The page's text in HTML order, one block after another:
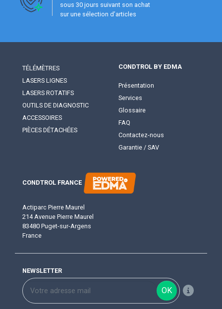
sous 30 jours suivant son achat
sur une sélection d’articles
TÉLÉMÈTRES
LASERS LIGNES
LASERS ROTATIFS
OUTILS DE DIAGNOSTIC
ACCESSOIRES
PIÈCES DÉTACHÉES
CONDTROL BY EDMA
Présentation
Services
Glossaire
FAQ
Contactez-nous
Garantie / SAV
CONDTROL FRANCE
Actiparc Pierre Maurel
214 Avenue Pierre Maurel
83480 Puget-sur-Argens
France
NEWSLETTER
OK